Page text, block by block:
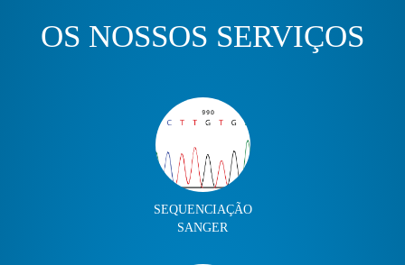
OS NOSSOS SERVIÇOS
SEQUENCIAÇÃO
SANGER